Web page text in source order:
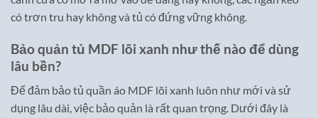
có trơn tru hay không và tủ có đứng vững không.
Bảo quản tủ MDF lõi xanh như thế nào để dùng
lâu bền?
Để đảm bảo tủ quần áo MDF lõi xanh luôn như mới và sử
dụng lâu dài, việc bảo quản là rất quan trọng. Dưới đây là